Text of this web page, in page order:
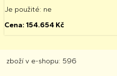
Je použité: ne
Cena: 154.654Kč
zboží v e-shopu: 596